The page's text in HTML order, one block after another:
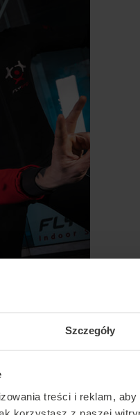
Szczegóły
treści i reklam,